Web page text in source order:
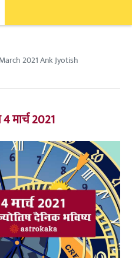
2021 Ank Jyotish
मार्च 2021